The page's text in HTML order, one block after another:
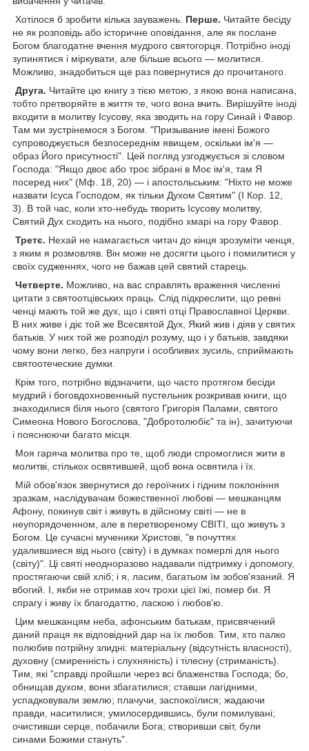
Хотілося б зробити кілька зауважень. Перше. Читайте бесіду
не як розповідь або історичне оповідання, але як послане
Богом благодатне вчення мудрого святогорця. Потрібно іноді
зупинятися і міркувати, але більше всього — молитися.
Можливо, знадобиться ще раз повернутися до прочитаного.
Друга. Читайте цю книгу з тією метою, з якою вона написана,
тобто претворяйте в життя те, чого вона вчить. Вирішуйте іноді
входити в молитву Ісусову, яка зводить на гору Синай і Фавор.
Там ми зустрінемося з Богом. "Призывание імені Божого
супроводжується безпосереднім явищем, оскільки ім'я —
образ Його присутності". Цей погляд узгоджується зі словом
Господа: "Якщо двоє або троє зібрані в Моє ім'я, там Я
посеред них" (Мф. 18, 20) — і апостольським: "Ніхто не може
назвати Ісуса Господом, як тільки Духом Святим" (I Кор. 12,
3). В той час, коли хто-небудь творить Ісусову молитву,
Святий Дух сходить на нього, подібно хмарі на гору Фавор.
Третє. Нехай не намагається читач до кінця зрозуміти ченця,
з яким я розмовляв. Він може не досягти цього і помилитися у
своїх судженнях, чого не бажав цей святий старець.
Четверте. Можливо, на вас справлять враження численні
цитати з святоотцівських праць. Слід підкреслити, що ревні
ченці мають той же дух, що і святі отці Православної Церкви.
В них живе і діє той же Всесвятой Дух, Який жив і діяв у святих
батьків. У них той же розподіл розуму, що і у батьків, завдяки
чому вони легко, без напруги і особливих зусиль, сприймають
святоотеческие думки.
Крім того, потрібно відзначити, що часто протягом бесіди
мудрий і боговдохновенный пустельник розкривав книги, що
знаходилися біля нього (святого Григорія Палами, святого
Симеона Нового Богослова, "Добротолюбіє" та ін), зачитуючи
і пояснюючи багато місця.
Моя гаряча молитва про те, щоб люди спромоглися жити в
молитві, стількох освятившей, щоб вона освятила і їх.
Мій обов'язок звернутися до героїчних і гідним поклоніння
зразкам, наслідувачам божественної любові — мешканцям
Афону, покинув світ і живуть в дійсному світі — не в
неупорядоченном, але в перетвореному СВІТІ, що живуть з
Богом. Це сучасні мученики Христові, "в почуттях
удалившиеся від нього (світу) і в думках померлі для нього
(світу)". Ці святі неодноразово надавали підтримку і допомогу,
простягаючи свій хліб; і я, ласим, багатьом їм зобов'язаний. Я
вбогий. І, якби не отримав хоч трохи цієї їжі, помер би. Я
спрагу і живу їх благодаттю, ласкою і любов'ю.
Цим мешканцям неба, афонським батькам, присвячений
даний праця як відповідний дар на їх любов. Тим, хто палко
полюбив потрійну злидні: матеріальну (відсутність власності),
духовну (смиренність і слухняність) і тілесну (стриманість).
Тим, які "справді пройшли через всі блаженства Господа; бо,
обнищав духом, вони збагатилися; ставши лагідними,
успадковували землю; плачучи, заспокоїлися; жадаючи
правди, наситилися; умилосердившись, були помилувані;
очистивши серце, побачили Бога; створивши світ, були
синами Божими стануть".